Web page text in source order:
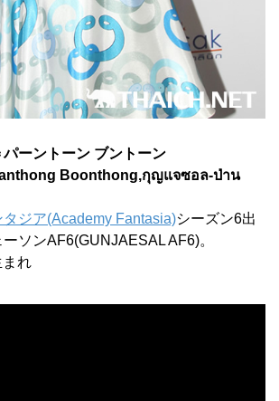
ーントーン ブントーン
Boonthong,กุญแจซอล-ป่าน
ジア(Academy Fantasia)シーズン6出
ソンAF6(GUNJAESAL AF6)。
れ